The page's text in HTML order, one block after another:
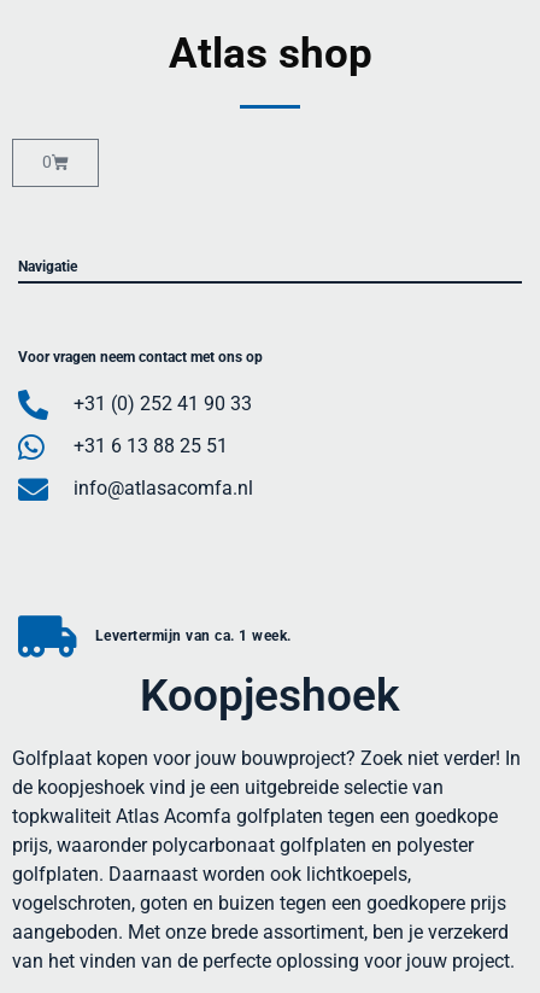
Atlas shop
0
Navigatie
Voor vragen neem contact met ons op
+31 (0) 252 41 90 33
+31 6 13 88 25 51
info@atlasacomfa.nl
Levertermijn van ca. 1 week.
Koopjeshoek
Golfplaat kopen voor jouw bouwproject? Zoek niet verder! In
de koopjeshoek vind je een uitgebreide selectie van
topkwaliteit Atlas Acomfa golfplaten tegen een goedkope
prijs, waaronder polycarbonaat golfplaten en polyester
golfplaten. Daarnaast worden ook lichtkoepels,
vogelschroten, goten en buizen tegen een goedkopere prijs
aangeboden. Met onze brede assortiment, ben je verzekerd
van het vinden van de perfecte oplossing voor jouw project.